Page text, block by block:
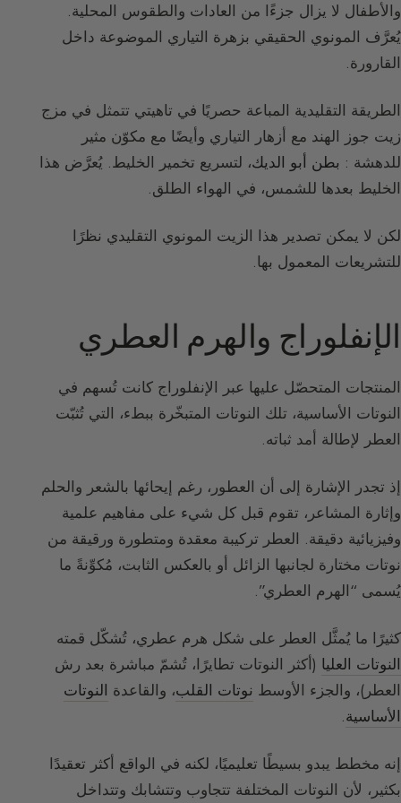
والأطفال لا يزال جزءًا من العادات والطقوس المحلية.
يُعرَّف المونوي الحقيقي بزهرة التياري الموضوعة داخل
القارورة.
الطريقة التقليدية المباعة حصريًا في تاهيتي تتمثل في مزج
زيت جوز الهند مع أزهار التياري وأيضًا مع مكوّن مثير
للدهشة : بطن أبو الديك، لتسريع تخمير الخليط. يُعرَّض هذا
الخليط بعدها للشمس، في الهواء الطلق.
لكن لا يمكن تصدير هذا الزيت المونوي التقليدي نظرًا
للتشريعات المعمول بها.
الإنفلوراج والهرم العطري
المنتجات المتحصّل عليها عبر الإنفلوراج كانت تُسهم في
النوتات الأساسية، تلك النوتات المتبخّرة ببطء، التي تُثبّت
العطر لإطالة أمد ثباته.
إذ تجدر الإشارة إلى أن العطور، رغم إيحائها بالشعر والحلم
وإثارة المشاعر، تقوم قبل كل شيء على مفاهيم علمية
وفيزيائية دقيقة. العطر تركيبة معقدة ومتطورة ورقيقة من
نوتات مختارة لجانبها الزائل أو بالعكس الثابت، مُكوِّنةً ما
يُسمى “الهرم العطري”.
كثيرًا ما يُمثَّل العطر على شكل هرم عطري، تُشكّل قمته
النوتات العليا (أكثر النوتات تطايرًا، تُشمّ مباشرة بعد رش
العطر)، والجزء الأوسط نوتات القلب، والقاعدة النوتات
الأساسية.
إنه مخطط يبدو بسيطًا تعليميًا، لكنه في الواقع أكثر تعقيدًا
بكثير، لأن النوتات المختلفة تتجاوب وتتشابك وتتداخل